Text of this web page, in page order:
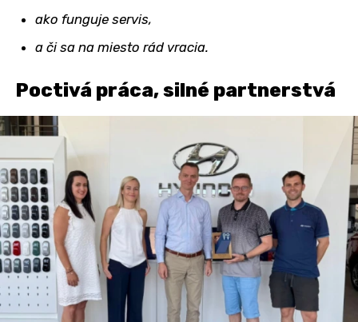
ako funguje servis,
a či sa na miesto rád vracia.
Poctivá práca, silné partnerstvá